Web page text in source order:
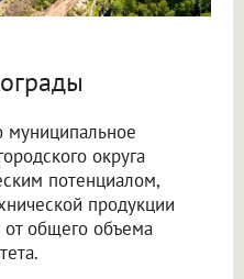
муниципальное
округа
потенциалом,
продукции
от общего объема